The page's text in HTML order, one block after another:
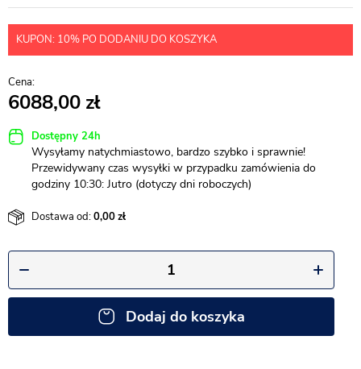
KUPON: 10% PO DODANIU DO KOSZYKA
6088,00
Dostępny 24h
Wysyłamy natychmiastowo, bardzo szybko i sprawnie!
Przewidywany czas wysyłki w przypadku zamówienia do
godziny 10:30: Jutro (dotyczy dni roboczych)
Dostawa od:0,00
Dodaj do koszyka